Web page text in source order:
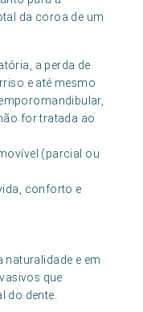
da coroa de um
a perda de
e até mesmo
for tratada ao
(parcial ou
conforto e
naturalidade e em
que
do dente.